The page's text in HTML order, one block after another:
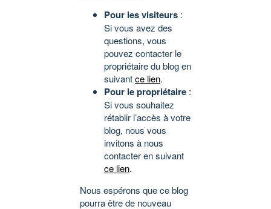
Pour les visiteurs :
Si vous avez des
questions, vous
pouvez contacter le
propriétaire du blog en
suivantce lien.
Pour le propriétaire :
Si vous souhaitez
rétablir l’accès à votre
blog, nous vous
invitons à nous
contacter en suivant
ce lien.
Nous espérons que ce blog
pourra être de nouveau